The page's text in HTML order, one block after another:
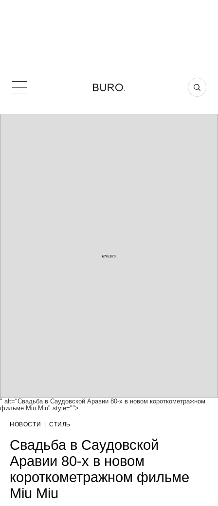
" alt="Свадьба в Саудовской Аравии 80-х в новом короткометражном
фильме Miu Miu" style="">
НОВОСТИ | СТИЛЬ
Свадьба в Саудовской
Аравии 80-х в новом
короткометражном фильме
Miu Miu